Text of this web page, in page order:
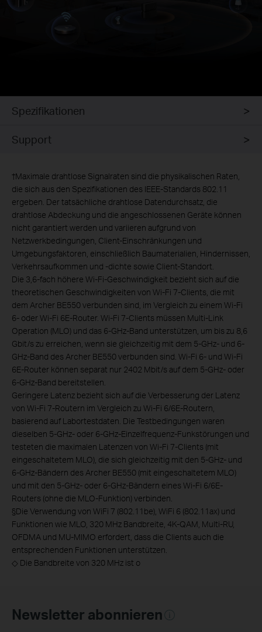
Spezifikationen
Support
†Maximale drahtlose Signalraten sind die physikalischen Raten,
die sich aus den Spezifikationen des IEEE-Standards 802.11
ergeben. Der tatsächliche drahtlose Datendurchsatz, die
drahtlose Abdeckung und die angeschlossenen Geräte können
nicht garantiert werden und variieren aufgrund von
Netzwerkbedingungen, Client-Einschränkungen und
Umgebungsfaktoren, einschließlich Baumaterialien, Hindernissen,
Verkehrsaufkommen und -dichte sowie Client-Standort.
Die 3,6-fach höhere Wi-Fi-Geschwindigkeit bezieht sich auf die
theoretischen Geschwindigkeiten von Wi-Fi 7-Clients, die mit
dem Archer BE550 verbunden sind, im Vergleich zu einem Wi-Fi
6- oder Wi-Fi 6E-Router. Wi-Fi 7-Clients müssen Multi-Link
Operation (MLO) und das 6-GHz-Band unterstützen, um bis zu 8,6
Gbit/s zu erreichen, wenn sie gleichzeitig mit dem 5-GHz- und 6-
GHz-Band des Archer BE550 verbunden sind. Wi-Fi 6- und Wi-Fi
6E-Router können separat nur 2402 Mbit/s auf dem 5-GHz- oder
6-GHz-Band bereitstellen.
Geringere Latenz bezieht sich auf die Verbesserung der Latenz
von Wi-Fi 7-Routern im Vergleich zu Wi-Fi 6/6E-Routern,
basierend auf Labortestdaten. Die Testbedingungen waren
dieselben 5-GHz- oder 6-GHz-Einzelfrequenz-Funkstörungen und
testeten die maximalen Latenzen von Wi-Fi 7-Clients (mit
eingeschaltetem MLO), die sich gleichzeitig mit den 5-GHz- und
6-GHz-Bändern des Archer BE550 (mit eingeschaltetem MLO)
und mit den 5-GHz- oder 6-GHz-Bändern eines Wi-Fi 6/6E-
Routers (ohne die MLO-Funktion) verbinden.
§Die Verwendung von WiFi 7 (802.11be), WiFi 6 (802.11ax) und
Funktionen wie MLO, 320 MHz Bandbreite, 4K-QAM, Multi-RU,
OFDMA und MU-MIMO erfordert, dass die Clients auch die
entsprechenden Funktionen unterstützen.
◇ Die Bandbreite von 320 MHz ist o
Newsletter abonnieren